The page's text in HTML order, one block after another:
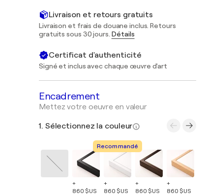
Livraison et retours gratuits
Livraison et frais de douane inclus. Retours
gratuits sous 30 jours. Détails
Certificat d'authenticité
Signé et inclus avec chaque œuvre d'art
Encadrement
Mettez votre oeuvre en valeur
1. Sélectionnez la couleur
+
860 $US
Recommandé
+
860 $US
+
860 $US
+
860 $US